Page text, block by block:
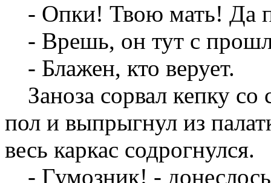
- Опки! Твою мать! Да
- Врешь, он тут с
- Блажен, кто верует.
Заноза сорвал кепку
пол и выпрыгнул из
весь каркас содрогнулся.
- Гумозник! -